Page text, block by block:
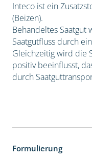
Inteco ist ein
(Beizen).
Behandeltes Saatgut
Saatgutfluss durch
Gleichzeitig wird die
positiv beeinflusst,
durch
Formulierung